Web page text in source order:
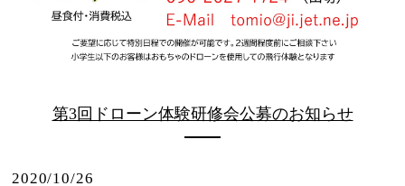
第3回ドローン体験研修会公募のお知らせ
2020/10/26